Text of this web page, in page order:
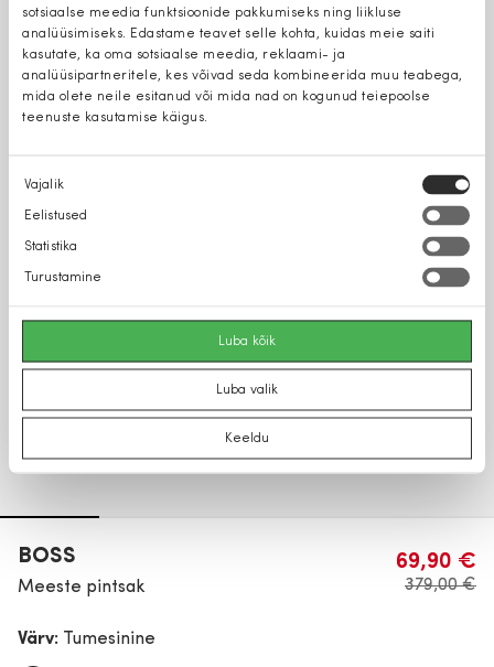
sotsiaalse meedia funktsioonide pakkumiseks ning liikluse
analüüsimiseks. Edastame teavet selle kohta, kuidas meie saiti
kasutate, ka oma sotsiaalse meedia, reklaami- ja
analüüsipartneritele, kes võivad seda kombineerida muu teabega,
mida olete neile esitanud või mida nad on kogunud teiepoolse
teenuste kasutamise käigus.
Nõusoleku
valik
Vajalik
Eelistused
Statistika
Turustamine
Luba kõik
Luba valik
Keeldu
BOSS
Meeste pintsak
69,90 €
379,00 €
Värv: Tumesinine